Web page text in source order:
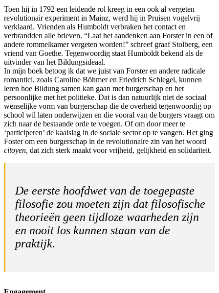
Toen hij in 1792 een leidende rol kreeg in een ook al vergeten
revolutionair experiment in Mainz, werd hij in Pruisen vogelvrij
verklaard. Vrienden als Humboldt verbraken het contact en
verbrandden alle brieven. “Laat het aandenken aan Forster in een of
andere rommelkamer vergeten worden!” schreef graaf Stolberg, een
vriend van Goethe. Tegenwoordig staat Humboldt bekend als de
uitvinder van het Bildungsideaal.
In mijn boek betoog ik dat we juist van Forster en andere radicale
romantici, zoals Caroline Böhmer en Friedrich Schlegel, kunnen
leren hoe Bildung samen kan gaan met burgerschap en het
persoonlijke met het politieke. Dat is dan natuurlijk niet de sociaal
wenselijke vorm van burgerschap die de overheid tegenwoordig op
school wil laten onderwijzen en die vooral van de burgers vraagt om
zich naar de bestaande orde te voegen. Of om door meer te
‘participeren’ de kaalslag in de sociale sector op te vangen. Het ging
Foster om een burgerschap in de revolutionaire zin van het woord
citoyen, dat zich sterk maakt voor vrijheid, gelijkheid en solidariteit.
De eerste hoofdwet van de toegepaste
filosofie zou moeten zijn dat filosofische
theorieën geen tijdloze waarheden zijn
en nooit los kunnen staan van de
praktijk.